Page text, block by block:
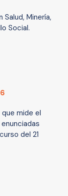
Minería,
Social.
mide el
del 21